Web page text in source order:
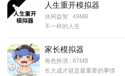
人生重开模拟器
休闲益智 | 49MB
不一样的人生
家长模拟器
角色扮演 | 87MB
长大成才就是最重要的事情